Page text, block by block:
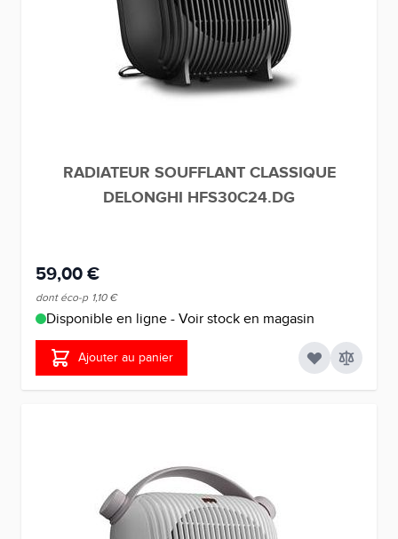
RADIATEUR SOUFFLANT CLASSIQUE
DELONGHI HFS30C24.DG
59,00 €
dont éco-p 1,10 €
Disponible en ligne - Voir stock en magasin
Ajouter au panier